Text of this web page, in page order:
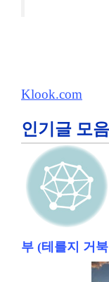
Klook.com
인기글 모음
부 (테를지 거